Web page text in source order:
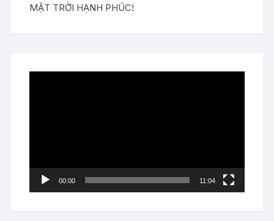
MẶT TRỜI HẠNH PHÚC!
00:00 11:04